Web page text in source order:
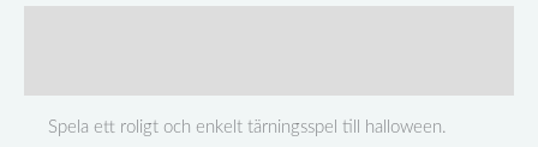
Spela ett roligt och enkelt tärningsspel till halloween.